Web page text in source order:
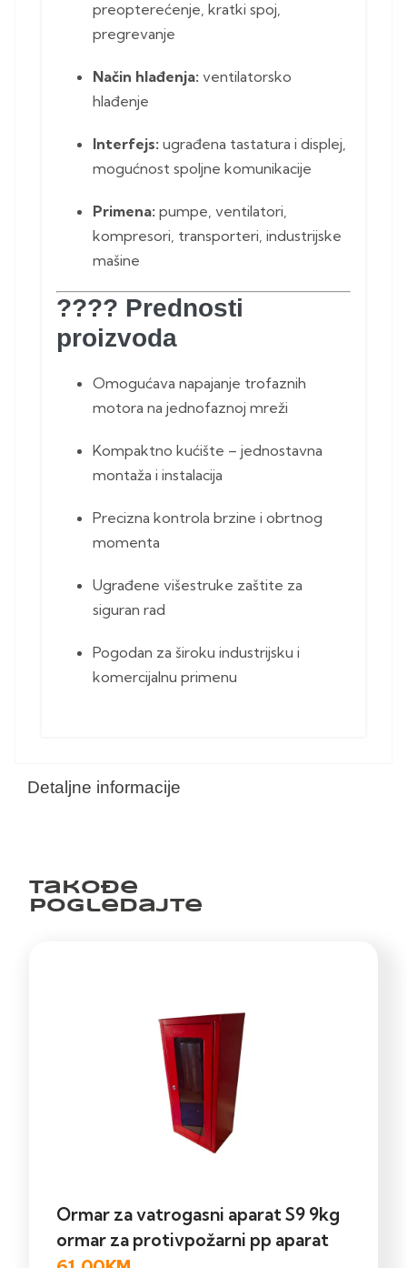
Detaljne informacije
preopterećenje, kratki spoj,
pregrevanje
Način hlađenja: ventilatorsko
hlađenje
Interfejs: ugrađena tastatura i displej,
mogućnost spoljne komunikacije
Primena: pumpe, ventilatori,
kompresori, transporteri, industrijske
mašine
???? Prednosti
proizvoda
Omogućava napajanje trofaznih
motora na jednofaznoj mreži
Kompaktno kućište – jednostavna
montaža i instalacija
Precizna kontrola brzine i obrtnog
momenta
Ugrađene višestruke zaštite za
siguran rad
Pogodan za široku industrijsku i
komercijalnu primenu
Takođe
pogledajte
Ormar za vatrogasni aparat S9 9kg
ormar za protivpožarni pp aparat